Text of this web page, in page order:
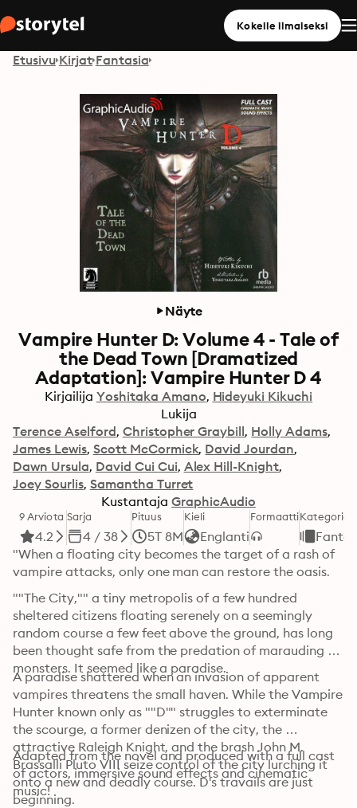
Kokeile ilmaiseksi
Etusivu Kirjat Fantasia
Näyte
Vampire Hunter D: Volume 4 - Tale of
the Dead Town [Dramatized
Adaptation]: Vampire Hunter D 4
Kirjailija Yoshitaka Amano Hideyuki Kikuchi
Lukija
Terence Aselford Christopher Graybill Holly Adams
James Lewis Scott McCormick David Jourdan
Dawn Ursula David Cui Cui Alex Hill-Knight
Joey Sourlis Samantha Turret
Kustantaja GraphicAudio
9 Arviota
4.2
Sarja
4 / 38
Pituus
5T 8M
Kieli
Englanti
FormaattiKategoria
"When a floating city becomes the target of a rash of
vampire attacks, only one man can restore the oasis.
""The City,"" a tiny metropolis of a few hundred
sheltered citizens floating serenely on a seemingly
random course a few feet above the ground, has long
been thought safe from the predation of marauding
monsters. It seemed like a paradise.
A paradise shattered when an invasion of apparent
vampires threatens the small haven. While the Vampire
Hunter known only as ""D"" struggles to exterminate
the scourge, a former denizen of the city, the
attractive Raleigh Knight, and the brash John M.
Brassalli Pluto VIII seize control of the city lurching it
onto a new and deadly course. D's travails are just
beginning.
Adapted from the novel and produced with a full cast
of actors, immersive sound effects and cinematic
music!